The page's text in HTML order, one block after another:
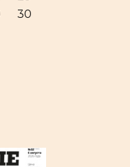
30